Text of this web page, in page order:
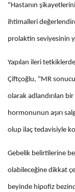
"Hastanın
ihtimalleri
prolaktin seviyesinin
Yapılan ileri
Çiftçoğlu, "MR
olarak adlandırılan
hormonunun aşırı
olup ilaç tedavisiyle
Gebelik belirtilerine
olabileceğine dikkat
beyinde hipofiz